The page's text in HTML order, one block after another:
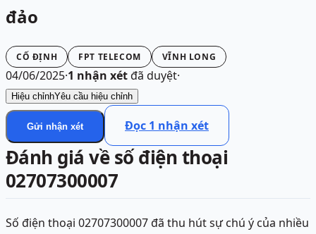
đảo
CỐ ĐỊNH FPT TELECOM VĨNH LONG
04/06/2025·1 nhận xétđã duyệt·
Hiệu chỉnhYêu cầu hiệu chỉnh
Gửi nhận xét Đọc 1 nhận xét
Đánh giá về số điện thoại
02707300007
Số điện thoại 02707300007 đã thu hút sự chú ý của nhiều